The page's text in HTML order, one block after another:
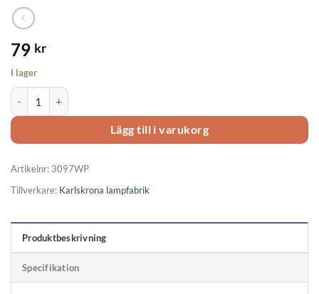
79 kr
I lager
Rundbrännarveke, 65x190mm 14’’’ 3097WP mängd
Lägg till i varukorg
Artikelnr: 3097WP
Tillverkare: Karlskrona lampfabrik
Produktbeskrivning
Specifikation